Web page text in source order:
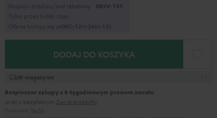
Skopiuj i zrealizuj kod rabatowy MOV-T4S
Tylko przez krótki czas
Oferta kończy się za00D:1 2H: 26M:1 1S
DODAJ DO KOSZYKA
W magazynie
Bezpieczne zakupy z 8‑tygodniowym prawem zwrotu
wraz z bezpłatnym Zwrot przesyłki